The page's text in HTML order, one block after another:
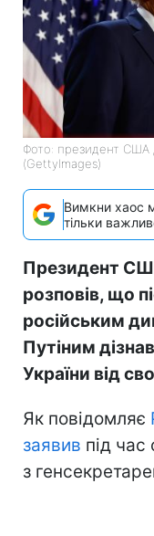
Фото: президент США
(GettyImages)
Вимкни хаос
тільки
Президент
розповів, що
російським
Путіним
України від
Як повідомляє
заявив під час
з